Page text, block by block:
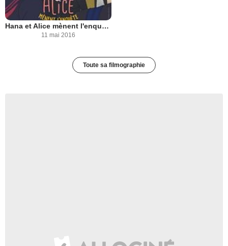
Hana et Alice mènent l'enquête
11 mai 2016
Toute sa filmographie